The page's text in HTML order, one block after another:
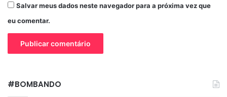
Salvar meus dados neste navegador para a próxima vez que
eu comentar.
#BOMBANDO